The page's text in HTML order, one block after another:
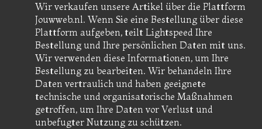
Wir verkaufen unsere Artikel über die Plattform
Jouwweb.nl. Wenn Sie eine Bestellung über diese
Plattform aufgeben, teilt Lightspeed Ihre
Bestellung und Ihre persönlichen Daten mit uns.
Wir verwenden diese Informationen, um Ihre
Bestellung zu bearbeiten. Wir behandeln Ihre
Daten vertraulich und haben geeignete
technische und organisatorische Maßnahmen
getroffen, um Ihre Daten vor Verlust und
unbefugter Nutzung zu schützen.